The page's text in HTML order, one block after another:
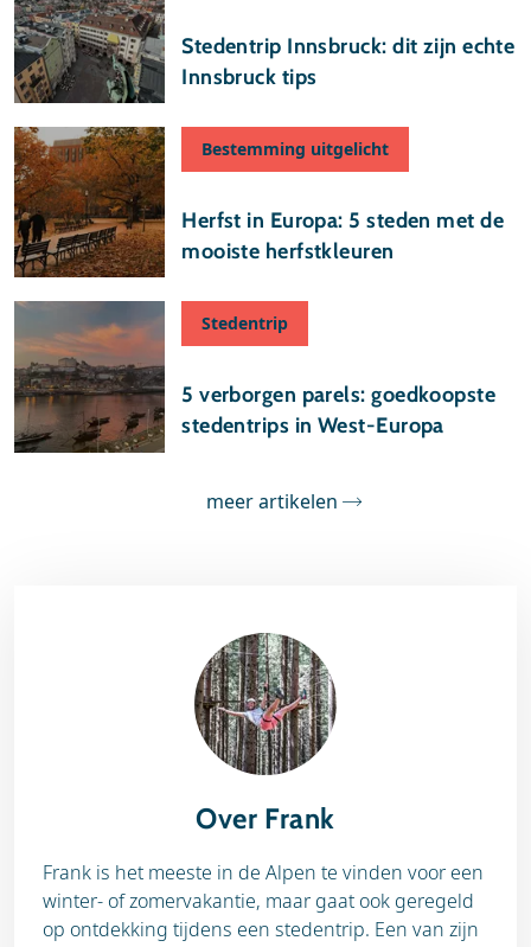
Stedentrip Innsbruck: dit zijn echte
Innsbruck tips
Bestemming uitgelicht
Herfst in Europa: 5 steden met de
mooiste herfstkleuren
Stedentrip
5 verborgen parels: goedkoopste
stedentrips in West-Europa
meer artikelen
Over Frank
Frank is het meeste in de Alpen te vinden voor een
winter- of zomervakantie, maar gaat ook geregeld
op ontdekking tijdens een stedentrip. Een van zijn